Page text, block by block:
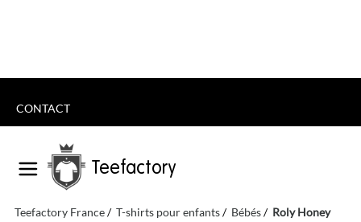
CONTACT
Teefactory
Teefactory France T-shirts pour enfants Bébés Roly Honey